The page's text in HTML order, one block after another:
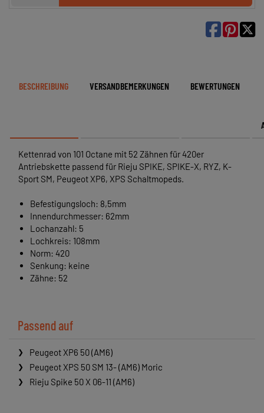

BESCHREIBUNG VERSANDBEMERKUNGEN BEWERTUNGEN
Kettenrad von 101 Octane mit 52 Zähnen für 420er
Antriebskette passend für Rieju SPIKE, SPIKE-X, RYZ, K-
Sport SM, Peugeot XP6, XPS Schaltmopeds.
Befestigungsloch: 8,5mm
Innendurchmesser: 62mm
Lochanzahl: 5
Lochkreis: 108mm
Norm: 420
Senkung: keine
Zähne: 52
Passend auf
Peugeot XP6 50 (AM6)
Peugeot XPS 50 SM 13- (AM6) Moric
Rieju Spike 50 X 06-11 (AM6)